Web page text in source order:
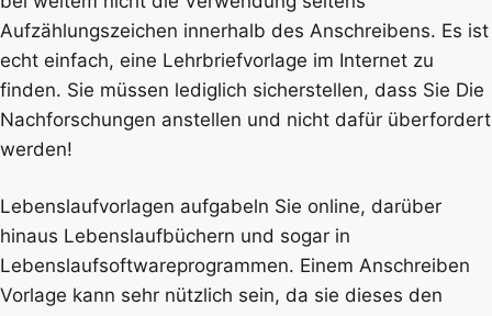
Aufzählungszeichen innerhalb des Anschreibens. Es ist
echt einfach, eine Lehrbriefvorlage im Internet zu
finden. Sie müssen lediglich sicherstellen, dass Sie Die
Nachforschungen anstellen und nicht dafür überfordert
werden!
Lebenslaufvorlagen aufgabeln Sie online, darüber
hinaus Lebenslaufbüchern und sogar in
Lebenslaufsoftwareprogrammen. Einem Anschreiben
Vorlage kann sehr nützlich sein, da sie dieses den